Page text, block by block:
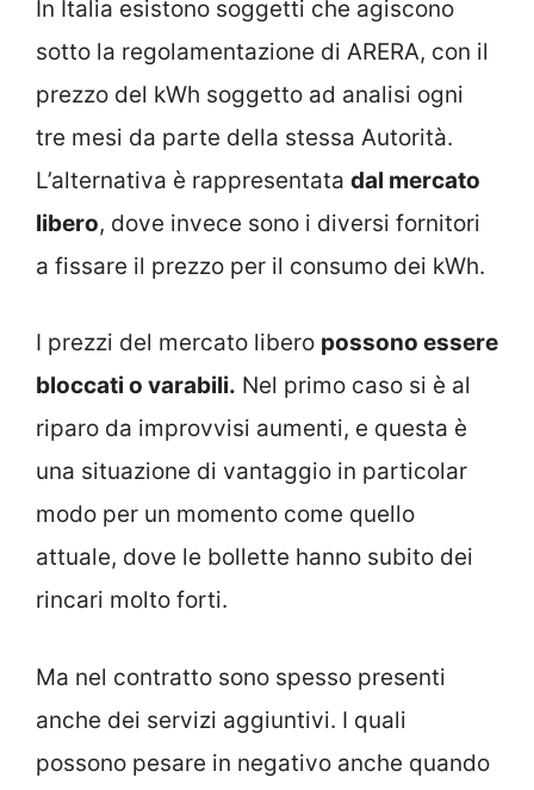
In Italia esistono soggetti che agiscono
sotto la regolamentazione di ARERA, con il
prezzo del kWh soggetto ad analisi ogni
tre mesi da parte della stessa Autorità.
L’alternativa è rappresentata dal mercato
libero, dove invece sono i diversi fornitori
a fissare il prezzo per il consumo dei kWh.
I prezzi del mercato libero possono essere
bloccati o varabili. Nel primo caso si è al
riparo da improvvisi aumenti, e questa è
una situazione di vantaggio in particolar
modo per un momento come quello
attuale, dove le bollette hanno subito dei
rincari molto forti.
Ma nel contratto sono spesso presenti
anche dei servizi aggiuntivi. I quali
possono pesare in negativo anche quando